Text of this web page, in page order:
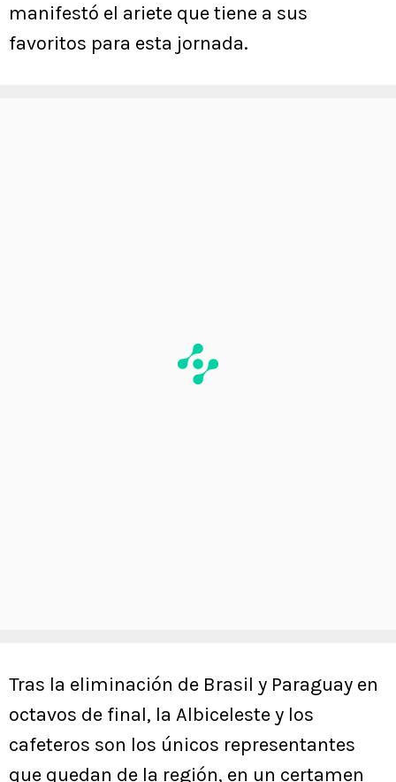
manifestó el ariete que tiene a sus
favoritos para esta jornada.
Tras la eliminación de Brasil y Paraguay en
octavos de final, la Albiceleste y los
cafeteros son los únicos representantes
que quedan de la región, en un certamen